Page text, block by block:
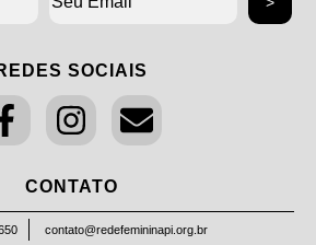
SOCIAIS
CONTATO
contato@redefemininapi.org.br